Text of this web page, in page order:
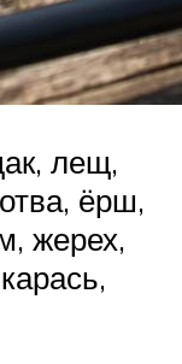
лещ,
ёрш,
жерех,